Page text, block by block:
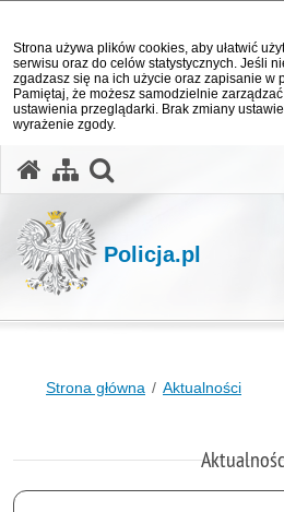
Strona używa plików cookies, aby ułatwić
serwisu oraz do celów statystycznych. Jeśli
zgadzasz się na ich użycie oraz zapisanie w
Pamiętaj, że możesz samodzielnie
ustawienia przeglądarki. Brak zmiany
wyrażenie zgody.
Policja.pl
Strona główna Aktualności